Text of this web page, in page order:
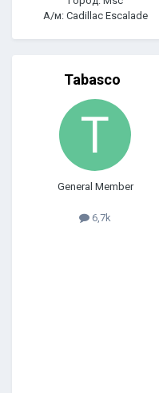
А/м: Cadillac Escalade
Tabasco
General Member
6,7k